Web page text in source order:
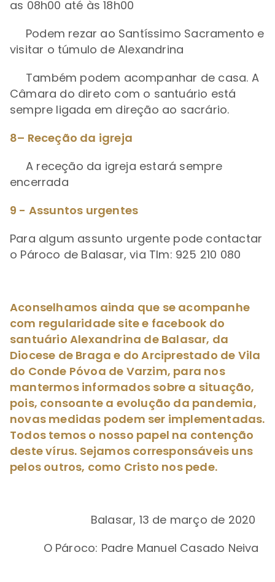
as 08h00 até às 18h00
Podem rezar ao Santíssimo Sacramento e
visitar o túmulo de Alexandrina
Também podem acompanhar de casa. A
Câmara do direto com o santuário está
sempre ligada em direção ao sacrário.
8– Receção da igreja
A receção da igreja estará sempre
encerrada
9 - Assuntos urgentes
Para algum assunto urgente pode contactar
o Pároco de Balasar, via Tlm: 925 210 080
Aconselhamos ainda que se acompanhe
com regularidade site e facebook do
santuário Alexandrina de Balasar, da
Diocese de Braga e do Arciprestado de Vila
do Conde Póvoa de Varzim, para nos
mantermos informados sobre a situação,
pois, consoante a evolução da pandemia,
novas medidas podem ser implementadas.
Todos temos o nosso papel na contenção
deste vírus. Sejamos corresponsáveis uns
pelos outros, como Cristo nos pede.
Balasar, 13 de março de 2020
O Pároco: Padre Manuel Casado Neiva